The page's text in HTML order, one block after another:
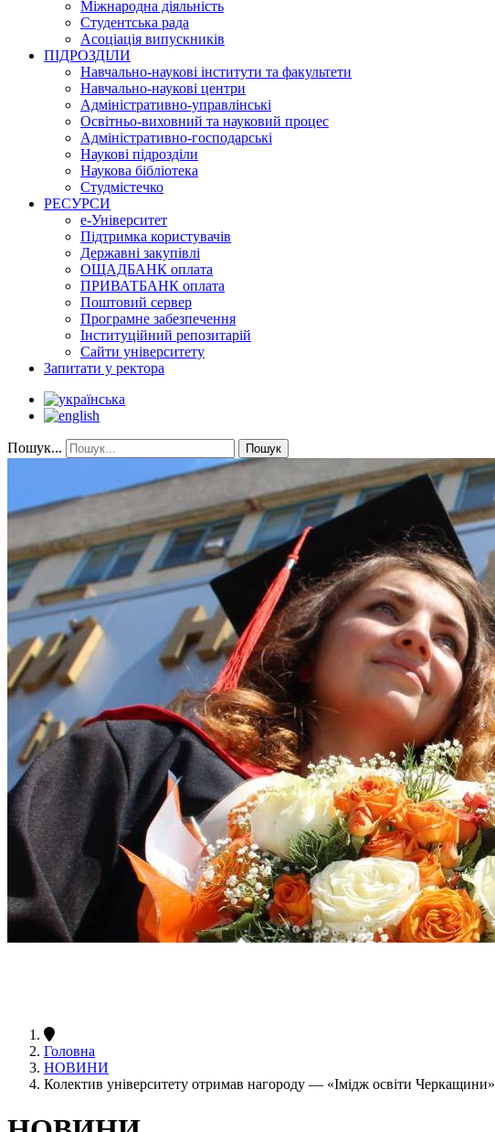
Міжнародна діяльність
Студентська рада
Асоціація випускників
ПІДРОЗДІЛИ
Навчально-наукові інститути та факультети
Навчально-наукові центри
Адміністративно-управлінські
Освітньо-виховний та науковий процес
Адміністративно-господарські
Наукові підрозділи
Наукова бібліотека
Студмістечко
РЕСУРСИ
е-Університет
Підтримка користувачів
Державні закупівлі
ОЩАДБАНК оплата
ПРИВАТБАНК оплата
Поштовий сервер
Програмне забезпечення
Інституційний репозитарій
Сайти університету
Запитати у ректора
Пошук... Пошук
Головна
НОВИНИ
Колектив університету отримав нагороду — «Імідж освіти Черкащини»